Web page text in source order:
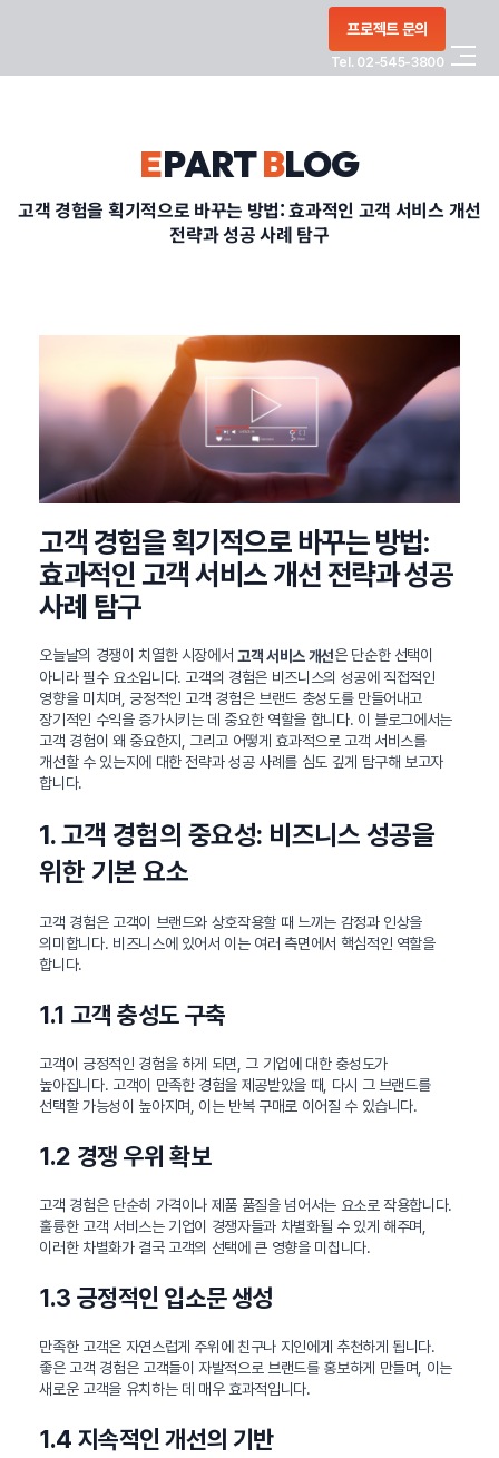
프로젝트 문의
Tel. 02-545-3800
CONTACT
정부지원사업
EPARTBLOG
고객 경험을 획기적으로 바꾸는 방법: 효과적인 고객 서비스 개선
전략과 성공 사례 탐구
고객 경험을 획기적으로 바꾸는 방법:
효과적인 고객 서비스 개선 전략과 성공
사례 탐구
오늘날의 경쟁이 치열한 시장에서 고객 서비스 개선은 단순한 선택이
아니라 필수 요소입니다. 고객의 경험은 비즈니스의 성공에 직접적인
영향을 미치며, 긍정적인 고객 경험은 브랜드 충성도를 만들어내고
장기적인 수익을 증가시키는 데 중요한 역할을 합니다. 이 블로그에서는
고객 경험이 왜 중요한지, 그리고 어떻게 효과적으로 고객 서비스를
개선할 수 있는지에 대한 전략과 성공 사례를 심도 깊게 탐구해 보고자
합니다.
1. 고객 경험의 중요성: 비즈니스 성공을
위한 기본 요소
고객 경험은 고객이 브랜드와 상호작용할 때 느끼는 감정과 인상을
의미합니다. 비즈니스에 있어서 이는 여러 측면에서 핵심적인 역할을
합니다.
1.1 고객 충성도 구축
고객이 긍정적인 경험을 하게 되면, 그 기업에 대한 충성도가
높아집니다. 고객이 만족한 경험을 제공받았을 때, 다시 그 브랜드를
선택할 가능성이 높아지며, 이는 반복 구매로 이어질 수 있습니다.
1.2 경쟁 우위 확보
고객 경험은 단순히 가격이나 제품 품질을 넘어서는 요소로 작용합니다.
훌륭한 고객 서비스는 기업이 경쟁자들과 차별화될 수 있게 해주며,
이러한 차별화가 결국 고객의 선택에 큰 영향을 미칩니다.
1.3 긍정적인 입소문 생성
만족한 고객은 자연스럽게 주위에 친구나 지인에게 추천하게 됩니다.
좋은 고객 경험은 고객들이 자발적으로 브랜드를 홍보하게 만들며, 이는
새로운 고객을 유치하는 데 매우 효과적입니다.
1.4 지속적인 개선의 기반